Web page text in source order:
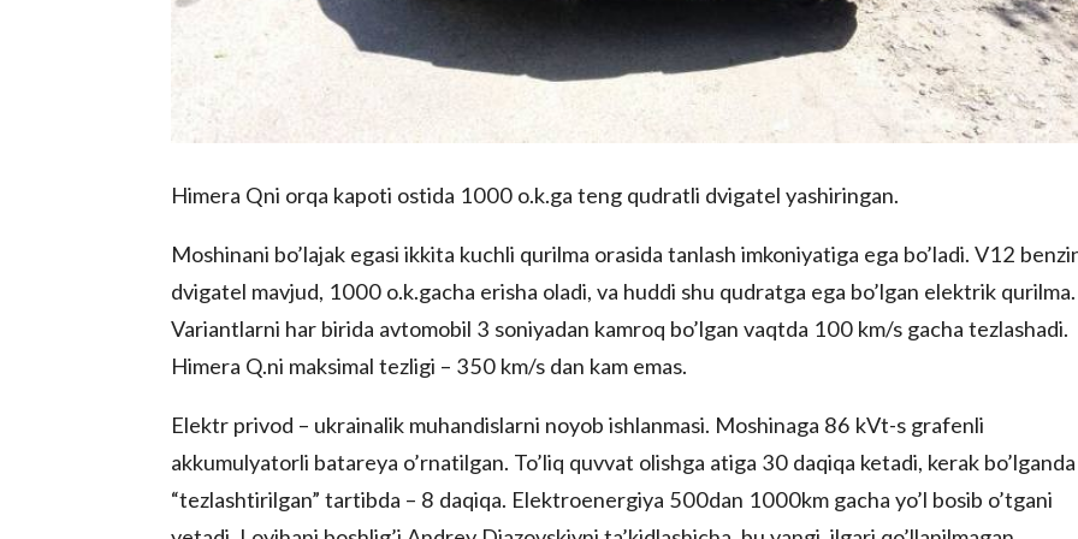
Himera Qni orqa kapoti ostida 1000 o.k.ga teng qudratli dvigatel yashiringan.
Moshinani bo’lajak egasi ikkita kuchli qurilma orasida tanlash imkoniyatiga ega bo’ladi. V12
dvigatel mavjud, 1000 o.k.gacha erisha oladi, va huddi shu qudratga ega bo’lgan elektrik qurilma.
Variantlarni har birida avtomobil 3 soniyadan kamroq bo’lgan vaqtda 100 km/s gacha tezlashadi.
Himera Q.ni maksimal tezligi – 350 km/s dan kam emas.
Elektr privod – ukrainalik muhandislarni noyob ishlanmasi. Moshinaga 86 kVt-s grafenli
akkumulyatorli batareya o’rnatilgan. To’liq quvvat olishga atiga 30 daqiqa ketadi, kerak bo’lganda
“tezlashtirilgan” tartibda – 8 daqiqa. Elektroenergiya 500dan 1000km gacha yo’l bosib o’tgani